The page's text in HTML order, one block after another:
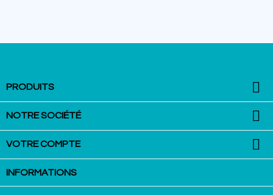
PRODUITS 
NOTRE SOCIÉTÉ 
VOTRE COMPTE 
INFORMATIONS